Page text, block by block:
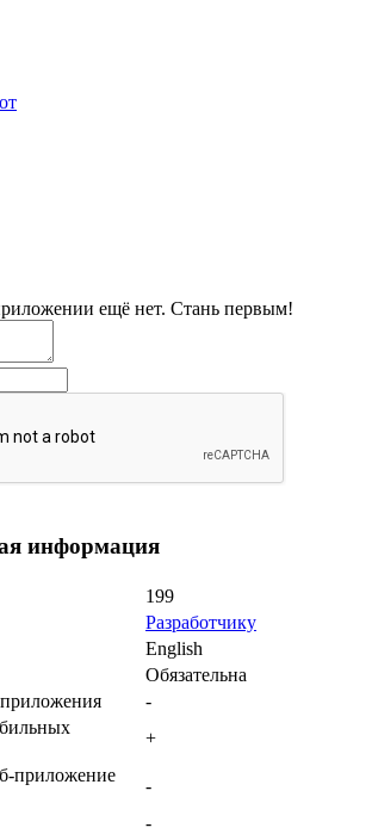
ещё нет. Стань первым!
информация
199
Разработчику
English
Обязательна
-
+
приложение
-
-